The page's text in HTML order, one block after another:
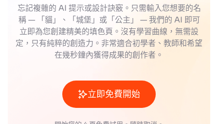
忘記複雜的 AI 提示或設計訣竅。只需輸入您想要的名
稱 — 「貓」、「城堡」或「公主」 — 我們的 AI 即可
立即為您創建精美的填色頁。沒有學習曲線，無需設
定，只有純粹的創造力。非常適合初學者、教師和希望
在幾秒鐘內獲得成果的創作者。
立即免費開始